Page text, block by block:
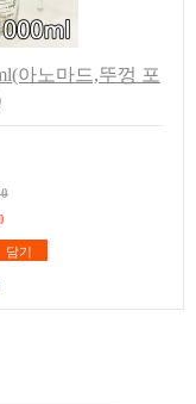
아노마드,뚜껑 포
담기